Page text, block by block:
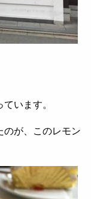
います。
のが、このレモン